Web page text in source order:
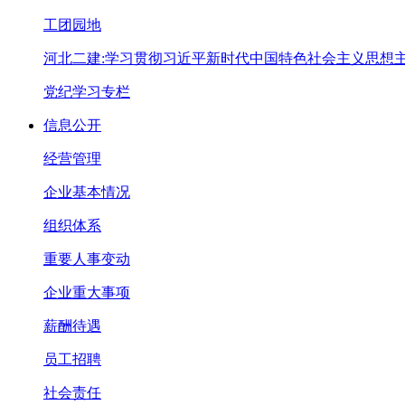
工团园地
河北二建:学习贯彻习近平新时代中国特色社会主义思想
党纪学习专栏
信息公开
经营管理
企业基本情况
组织体系
重要人事变动
企业重大事项
薪酬待遇
员工招聘
社会责任